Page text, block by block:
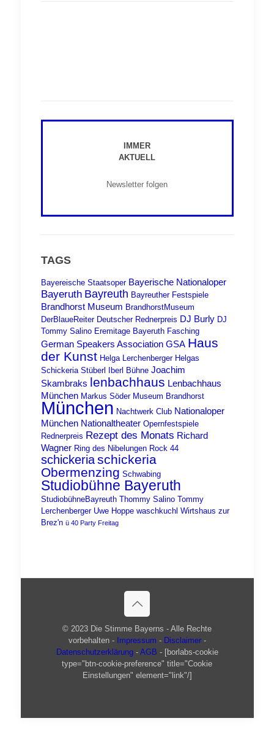
IMMER
AKTUELL
Newsletter folgen
TAGS
Bayereische Staatsoper Bayerische Nationaloper
Bayeruth Bayreuth Bayreuther Festspiele
Brandhorst Museum BrandhorstMuseum
DerBlaueReiter Deutscher Rednerpreis DJ Burly DJ
Tommy Salino Eremitage Bayeruth Fasching
German Speakers Association GSA Haus
der Kunst Helga Lerchenberger Helgas
Schickeria Stüberl
Iberl Bühne Joachim
Skambraks lenbachhaus Lenbachhaus
München Markus Söder Museum Brandhorst
München Nachtwerk Club Nationaloper
München Nationaltheater Opernfestspiele
Rednerpreis Rezept des Monats Richard
Wagner Ring des Nibelungen Rock 44
schickeria schickeria
Obermenzing Schwabing
Studiobühne Bayeruth
StudiobühneBayreuth Thommy Salino Tommy
Lerchenberger Uwe Hoppe waschkuchl Wirtshaus zur
Brez'n ü 40 Party Freitag
© 2023 Die Stimme Bayerns - Alle Rechte
vorbehalten - Impressum - Disclaimer-
Datenschutzerklärung- AGB - [borlabs-cookie
type="btn-cookie-preference" title="Cookie
Einstellungen" element="link"/]